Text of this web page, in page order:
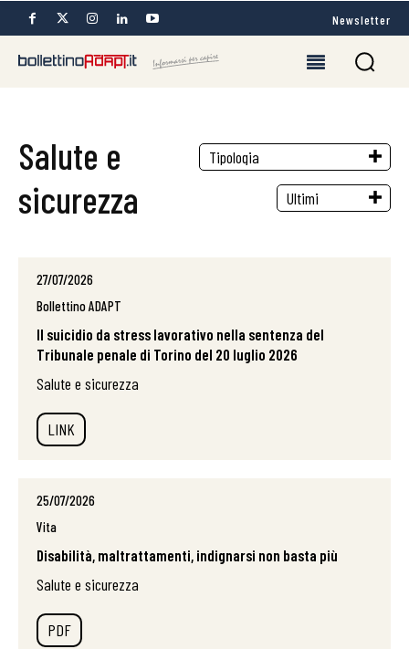
Newsletter
Salute e
sicurezza
27/07/2026
Bollettino ADAPT
Il suicidio da stress lavorativo nella sentenza del
Tribunale penale di Torino del 20 luglio 2026
Salute e sicurezza
LINK
25/07/2026
Vita
Disabilità, maltrattamenti, indignarsi non basta più
Salute e sicurezza
PDF